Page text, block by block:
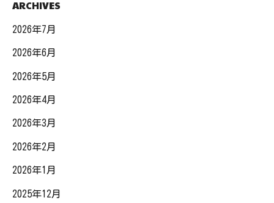
ARCHIVES
2026年7月
2026年6月
2026年5月
2026年4月
2026年3月
2026年2月
2026年1月
2025年12月